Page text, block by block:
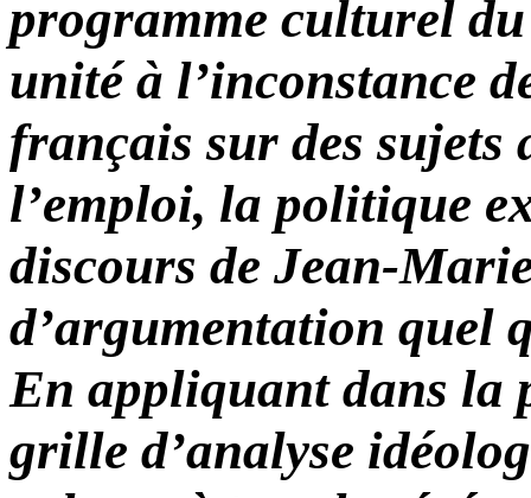
programme culturel
unité à l’inconstance
français sur des sujets
l’emploi, la politique
discours de Jean-
d’argumentation quel
En appliquant dans la
grille d’analyse